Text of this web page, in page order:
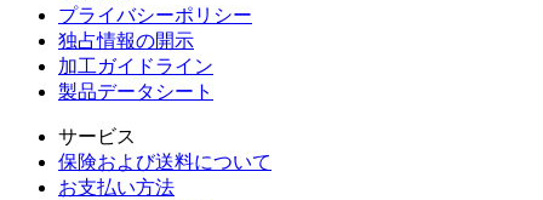
プライバシーポリシー
独占情報の開示
加工ガイドライン
製品データシート
サービス
保険および送料について
お支払い方法